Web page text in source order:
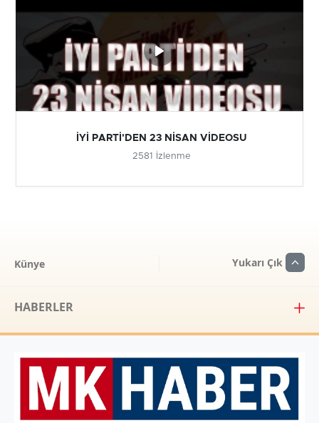
İYİ PARTİ'DEN 23 NİSAN VİDEOSU
2581 İzlenme
Künye Yukarı Çık
HABERLER